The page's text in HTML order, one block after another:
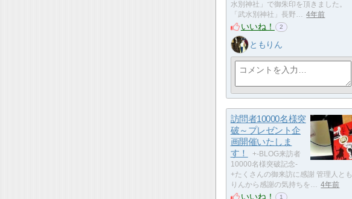
水別神社」で御朱印を頂きました。
「武水別神社」長野…
4年前
いいね！ 2
ともりん
訪問者10000名様突
破～プレゼント企
画開催いたしま
す！
+-BLOG来訪者
10000名様突破記念-
+たくさんの御来訪に感謝 管理人とも
りんから感謝の気持ちを…
4年前
いいね！ 1